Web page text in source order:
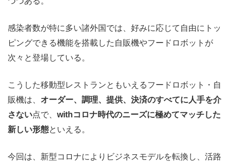
感染者数が特に多い諸外国では、 好みに応じて自由にトッ
ピングできる機能を搭載した自販機やフードロボットが
次々と登場している。
こうした移動型レストランともいえるフードロボット・自
販機は、 オーダー、調理、提供、決済のすべてに人手を介
さない点で、 withコロナ時代のニーズに極めてマッチした
新しい形態といえる。
今回は、新型コロナによりビジネスモデルを転換し、活路